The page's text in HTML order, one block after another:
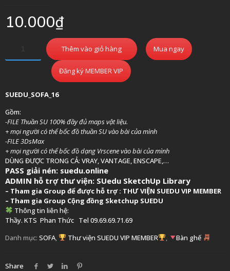
10.000₫
Thêm vào giỏ hàng Mua ngay
Đăng ký MEMBER VIP
SUEDU_SOFA_16
Gồm:
-FILE Thuần SU 100% đầy đủ maps vật liệu.
+ mọi người có thể bốc đồ thuần SU vào bài của mình
-FILE 3DsMax
+ mọi người có thể bốc đồ dạng Vrscene vào bài của mình
DÙNG ĐƯỢC TRONG CẢ: VRAY, VANTAGE, ENSCAPE,…
PASS giải nén: suedu.online
ADMIN hỗ trợ thư viện: SUedu SketchUp Library
– Tham gia Group để được hỗ trợ : THƯ VIỆN SUEDU VIP MEMBER
– Tham gia Group Cộng đồng Sketchup SUEDU
Thông tin liên hệ:
Thầy. KTS Phan Thức Tel 09.69.69.71.69
Danh mục: SOFA, Thư viện SUEDU VIP MEMBER , Bàn ghế
Share